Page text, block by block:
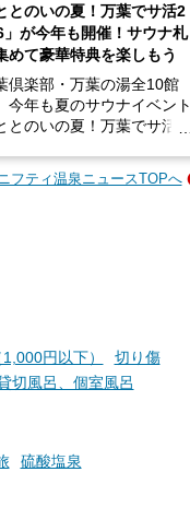
とのいの夏！万葉でサ活2
」が今年も開催！サウナ札
めて豪華特典を楽しもう
倶楽部・万葉の湯全10館
今年も夏のサウナイベント
とのいの夏！万葉でサ活2
年8月1日（土）～8月31
に、各館ではアロマロウリ
アウフグースなど、サウナ
にはたまらない多彩なイベ
フティ温泉ニュースTOPへ
円以下）
切り傷
切風呂、個室風呂
硫酸塩泉